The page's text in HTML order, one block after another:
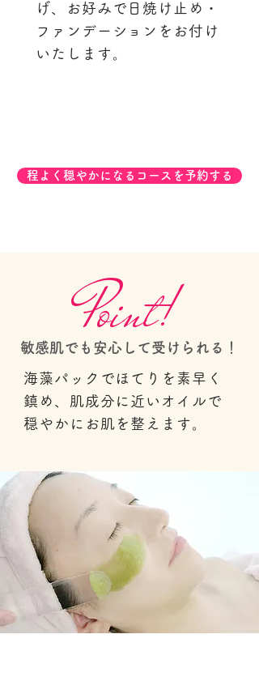
げ、お好みで日焼け止め・
ファンデーションをお付け
いたします。
程よく穏やかになるコースを予約する
Point!
敏感肌でも安心して受けられる！
海藻パックでほてりを素早く
鎮め、肌成分に近いオイルで
穏やかにお肌を整えます。